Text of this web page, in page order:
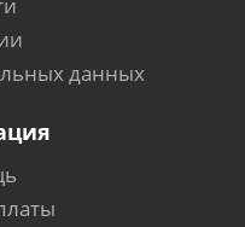
данных